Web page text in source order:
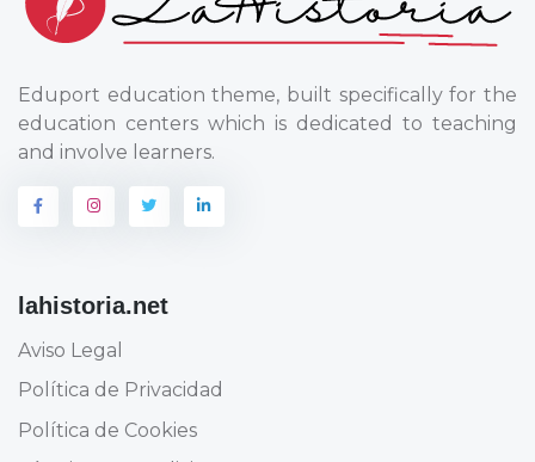
Eduport education theme, built specifically for the
education centers which is dedicated to teaching
and involve learners.
lahistoria.net
Aviso Legal
Política de Privacidad
Política de Cookies